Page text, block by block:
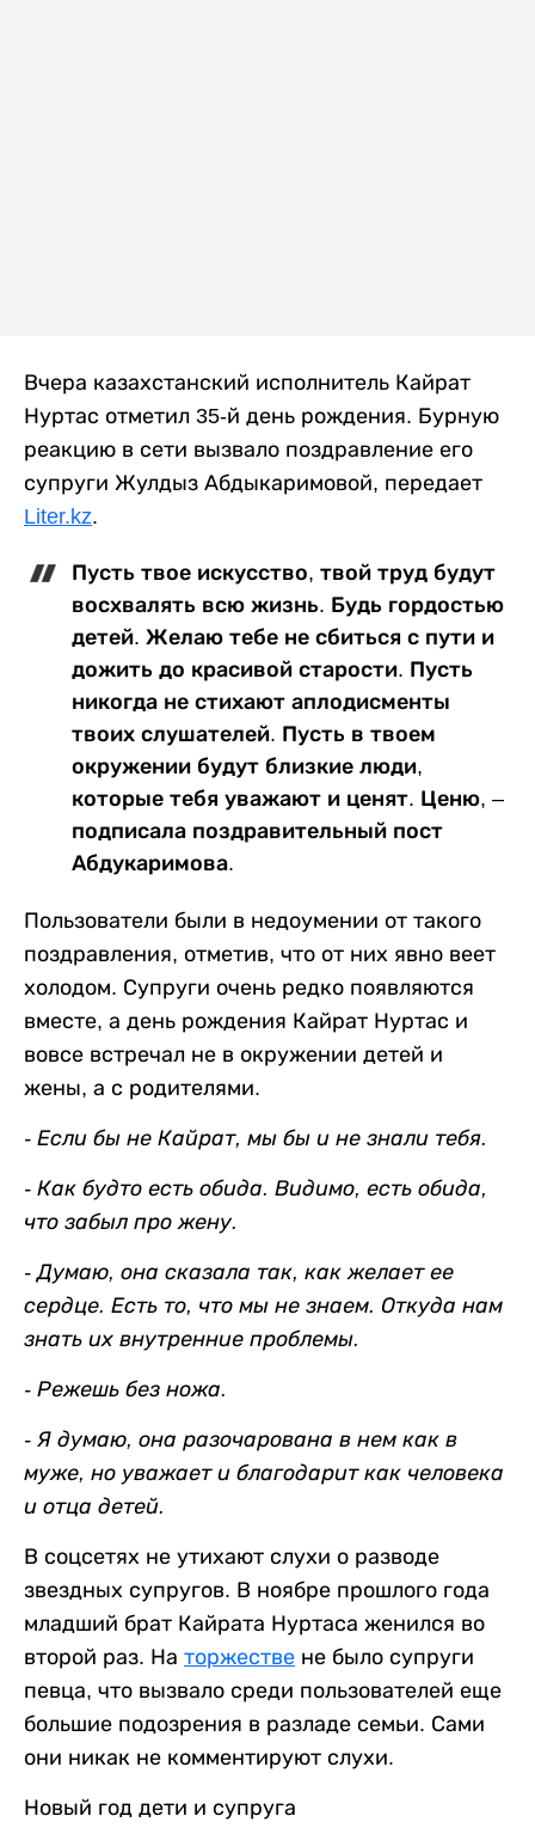
Вчера казахстанский исполнитель Кайрат
Нуртас отметил 35-й день рождения. Бурную
реакцию в сети вызвало поздравление его
супруги Жулдыз Абдыкаримовой, передает
Liter.kz.
Пусть твое искусство, твой труд будут
восхвалять всю жизнь. Будь гордостью
детей. Желаю тебе не сбиться с пути и
дожить до красивой старости. Пусть
никогда не стихают аплодисменты
твоих слушателей. Пусть в твоем
окружении будут близкие люди,
которые тебя уважают и ценят. Ценю, –
подписала поздравительный пост
Абдукаримова.
Пользователи были в недоумении от такого
поздравления, отметив, что от них явно веет
холодом. Супруги очень редко появляются
вместе, а день рождения Кайрат Нуртас и
вовсе встречал не в окружении детей и
жены, а с родителями.
- Если бы не Кайрат, мы бы и не знали тебя.
- Как будто есть обида. Видимо, есть обида,
что забыл про жену.
- Думаю, она сказала так, как желает ее
сердце. Есть то, что мы не знаем. Откуда нам
знать их внутренние проблемы.
- Режешь без ножа.
- Я думаю, она разочарована в нем как в
муже, но уважает и благодарит как человека
и отца детей.
В соцсетях не утихают слухи о разводе
звездных супругов. В ноябре прошлого года
младший брат Кайрата Нуртаса женился во
второй раз. На торжестве не было супруги
певца, что вызвало среди пользователей еще
большие подозрения в разладе семьи. Сами
они никак не комментируют слухи.
Новый год дети и супруга